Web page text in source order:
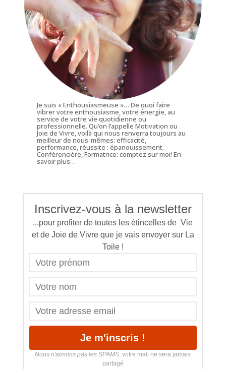
Je suis « Enthousiasmeuse »… De quoi faire
vibrer votre enthousiasme, votre énergie, au
service de votre vie quotidienne ou
professionnelle. Qu’on l’appelle Motivation ou
Joie de Vivre, voilà qui nous renverra toujours au
meilleur de nous-mêmes: efficacité,
performance, réussite : épanouissement.
Conférencière, Formatrice: comptez sur moi!En
savoir plus…
Inscrivez-vous à la newsletter
...pour profiter de toutes les étincelles de Vie
et de Joie de Vivre que je vais envoyer sur La
Toile !
Nous n'aimons pas les SPAMS , votre mail ne sera jamais
partagé